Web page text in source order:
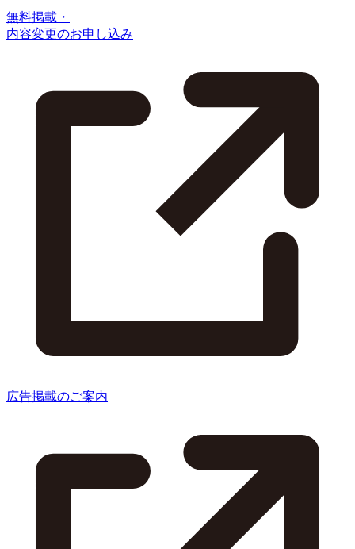
無料掲載・
内容変更のお申し込み
広告掲載のご案内